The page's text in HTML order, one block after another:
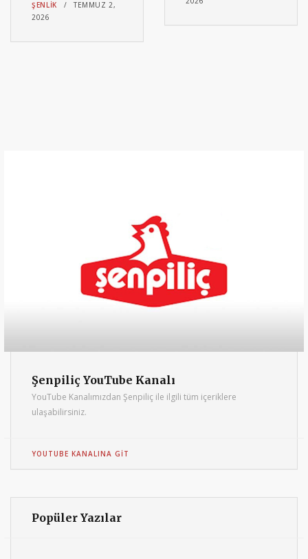
ŞENLIK
TEMMUZ 2,
2026
Şenpiliç YouTube Kanalı
YouTube Kanalımızdan Şenpiliç ile ilgili tüm içeriklere
ulaşabilirsiniz.
YOUTUBE KANALINA GIT
Popüler Yazılar